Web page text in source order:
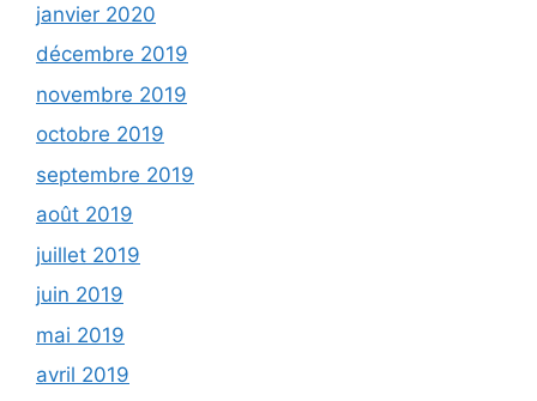
janvier 2020
décembre 2019
novembre 2019
octobre 2019
septembre 2019
août 2019
juillet 2019
juin 2019
mai 2019
avril 2019